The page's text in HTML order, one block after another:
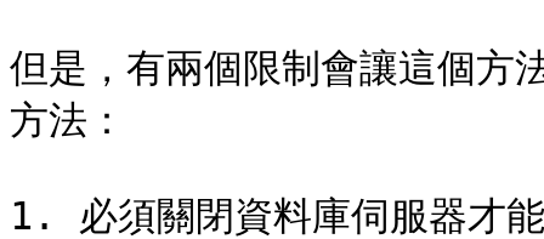
但是，有兩個限制會讓這個
方法：
1. 必須關閉資料庫伺服器才